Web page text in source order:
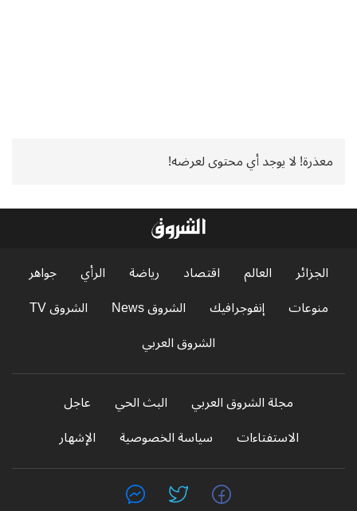
معذرة! لا يوجد أي محتوى لعرضه!
الجزائر العالم اقتصاد رياضة الرأي
جواهر
منوعات
إنفوجرافيك الشروق News
الشروق TV
الشروق العربي
مجلة الشروق العربي البث الحي
عاجل
الاستفتاءات
سياسة الخصوصية الإشهار